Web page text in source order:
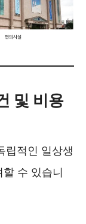
및 비용
립적인 일상생
수 있습니